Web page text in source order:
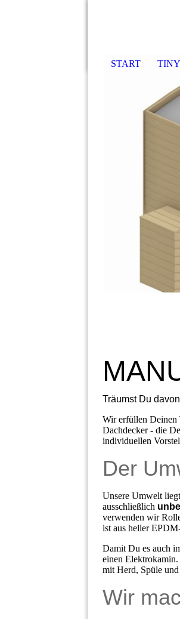
START
Träumst Du
Wir erfüllen Deinen
Dachdecker - die
individuellen
Der
Unsere Umwelt
ausschließlich
verwenden wir
ist aus heller
Damit Du es auch
einen
mit Herd, Spüle
Wir